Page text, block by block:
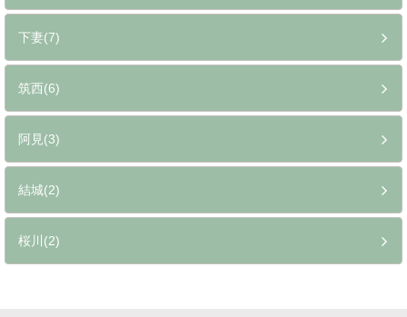
下妻(7)
筑西(6)
阿見(3)
結城(2)
桜川(2)